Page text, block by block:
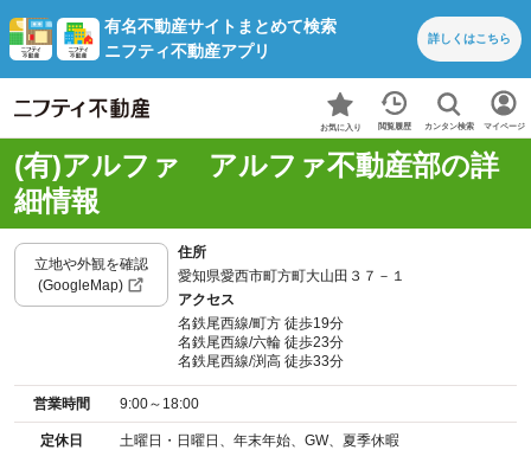
有名不動産サイトまとめて検索
ニフティ不動産アプリ
詳しくはこちら
お気に入り 閲覧履歴 カンタン検索 マイページ
(有)アルファ アルファ不動産部の詳
細情報
立地や外観を確認
(GoogleMap)
住所
愛知県愛西市町方町大山田３７－１
アクセス
名鉄尾西線/町方 徒歩19分
名鉄尾西線/六輪 徒歩23分
名鉄尾西線/渕高 徒歩33分
営業時間 9:00～18:00
定休日 土曜日・日曜日、年末年始、GW、夏季休暇